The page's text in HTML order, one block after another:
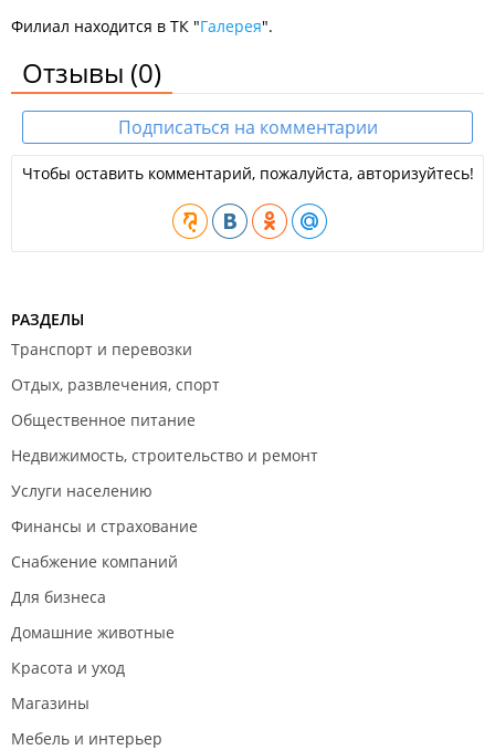
Филиал находится в ТК "Галерея".
Отзывы (0)
Подписаться на комментарии
Чтобы оставить комментарий, пожалуйста, авторизуйтесь!
РАЗДЕЛЫ
Транспорт и перевозки
Отдых, развлечения, спорт
Общественное питание
Недвижимость, строительство и ремонт
Услуги населению
Финансы и страхование
Снабжение компаний
Для бизнеса
Домашние животные
Красота и уход
Магазины
Мебель и интерьер